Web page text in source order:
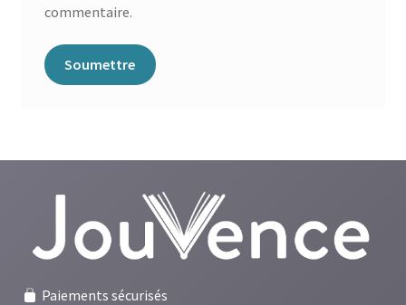
commentaire.
Paiements sécurisés